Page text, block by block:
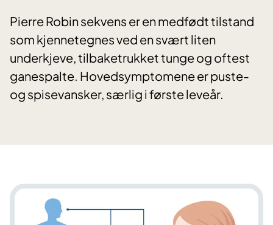
Pierre Robin sekvens er en medfødt tilstand
som kjennetegnes ved en svært liten
underkjeve, tilbaketrukket tunge og oftest
ganespalte. Hovedsymptomene er puste-
og spisevansker, særlig i første leveår.